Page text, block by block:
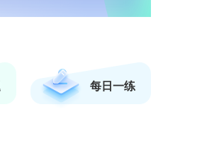
每日一练